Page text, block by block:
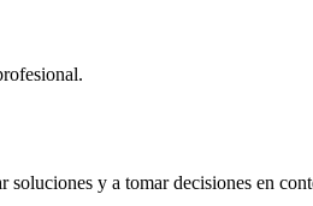
y a tomar decisiones en